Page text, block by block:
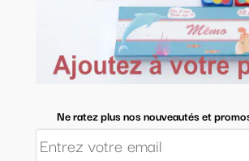
Ne ratez plus nos nouveautés et